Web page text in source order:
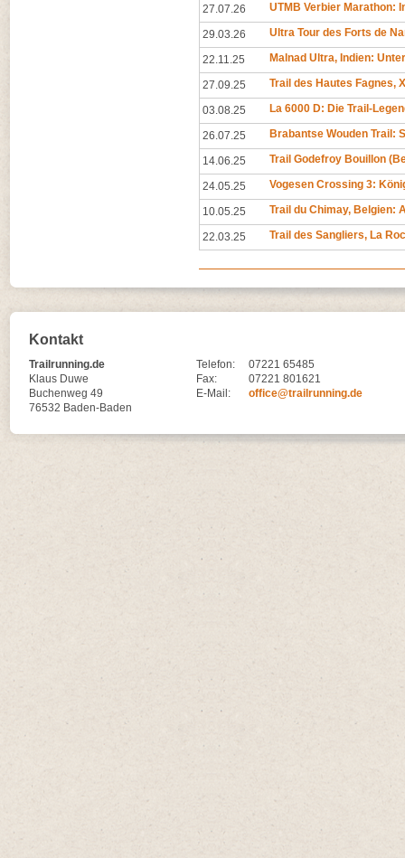
27.07.26 UTMB Verbier Marathon:
29.03.26 Ultra Tour des Forts de
22.11.25 Malnad Ultra, Indien:
27.09.25 Trail des Hautes Fagnes,
03.08.25 La 6000 D: Die Trail-
26.07.25 Brabantse Wouden Trail:
14.06.25 Trail Godefroy Bouillon
24.05.25 Vogesen Crossing 3:
10.05.25 Trail du Chimay, Belgien:
22.03.25 Trail des Sangliers, La
Kontakt
Trailrunning.de
Klaus Duwe
Buchenweg 49
76532 Baden-Baden
Telefon:
07221 65485
Fax:
07221 801621
E-Mail:
office@trailrunning.de